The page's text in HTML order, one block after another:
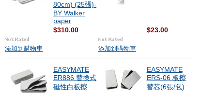
80cm) (25張)-
BY Walker
paper
$310.00
添加到購物車
$23.00
添加到購物車
EASYMATE
ER886 替換式
磁性白板擦
EASYMATE
ERS-06 板擦
替芯(6張/包)